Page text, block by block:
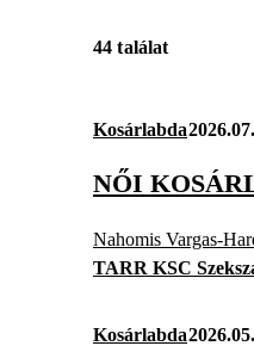
44 találat
Kosárlabda
NŐI
Nahomis Vargas-
TARR KSC
Kosárlabda